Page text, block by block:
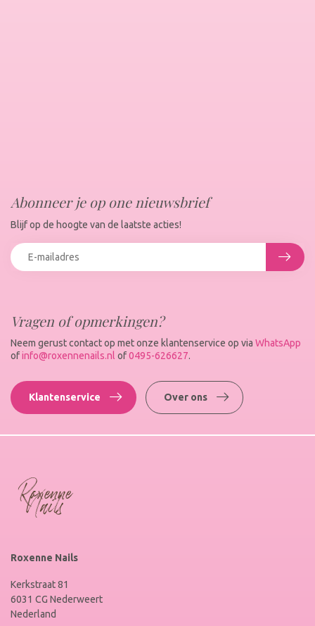
Vragen of opmerkingen?
Neem gerust contact op met onze klantenservice op via WhatsApp
ofinfo@roxennenails.nl of0495-626627.
Klantenservice Over ons
Abonneer je op one nieuwsbrief
Blijf op de hoogte van de laatste acties!
Roxenne Nails
Kerkstraat 81
6031 CG Nederweert
Nederland